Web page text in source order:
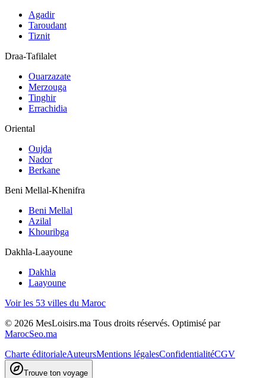
Agadir
Taroudant
Tiznit
Draa-Tafilalet
Ouarzazate
Merzouga
Tinghir
Errachidia
Oriental
Oujda
Nador
Berkane
Beni Mellal-Khenifra
Beni Mellal
Azilal
Khouribga
Dakhla-Laayoune
Dakhla
Laayoune
Voir les 53 villes du Maroc
© 2026 MesLoisirs.ma Tous droits réservés. Optimisé par
MarocSeo.ma
Charte éditorialeAuteursMentions légalesConfidentialitéCGV
Trouve ton voyage